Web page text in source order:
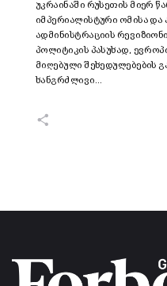
უკრაინაში რუსეთის მიერ
იმპერიალისტური ომისა და
ადმინისტრაციის
პოლიტიკის პასუხად,
მიღებული შეხედულებების
ხანგრძლივი…